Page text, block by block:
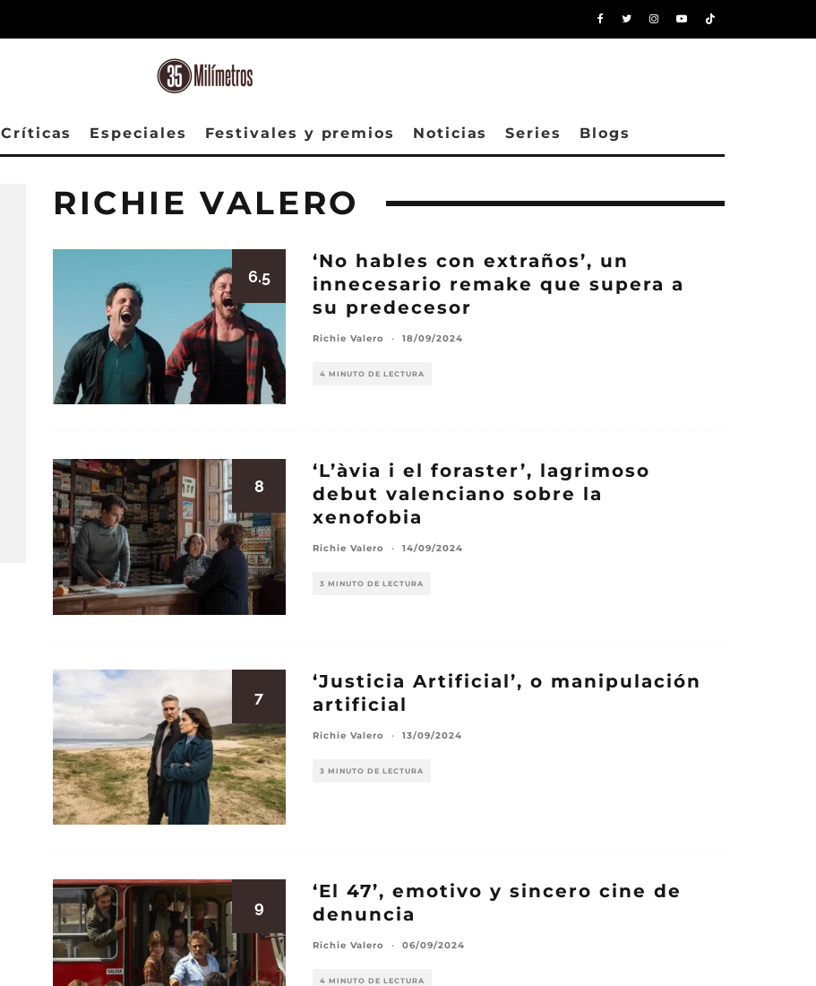
Críticas Especiales Festivales y premios Noticias Series Blogs
RICHIE VALERO
6.5
‘No hables con extraños’, un
innecesario remake que supera a
su predecesor
Richie Valero · 18/09/2024
4 MINUTO DE LECTURA
8
‘L’àvia i el foraster’, lagrimoso
debut valenciano sobre la
xenofobia
Richie Valero · 14/09/2024
3 MINUTO DE LECTURA
7
‘Justicia Artificial’, o manipulación
artificial
Richie Valero · 13/09/2024
3 MINUTO DE LECTURA
9
‘El 47’, emotivo y sincero cine de
denuncia
Richie Valero · 06/09/2024
4 MINUTO DE LECTURA